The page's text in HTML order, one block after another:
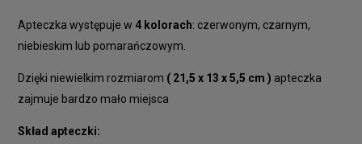
Apteczka występuje w 4 kolorach: czerwonym, czarnym,
niebieskim lub pomarańczowym.
Dzięki niewielkim rozmiarom ( 21,5 x 13 x 5,5 cm ) apteczka
zajmuje bardzo mało miejsca
Skład apteczki: